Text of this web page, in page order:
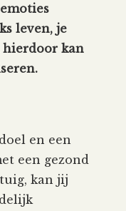
leven, je
kan
en een
een gezond
kan jij